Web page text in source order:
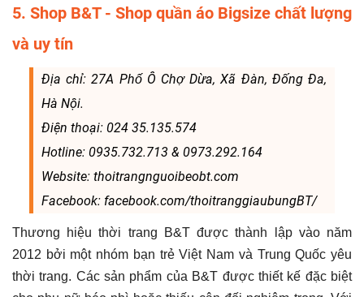
5. Shop B&T - Shop quần áo Bigsize chất lượng
và uy tín
Địa chỉ: 27A Phố Ô Chợ Dừa, Xã Đàn, Đống Đa,
Hà Nội.
Điện thoại: 024 35.135.574
Hotline: 0935.732.713 & 0973.292.164
Website: thoitrangnguoibeobt.com
Facebook: facebook.com/thoitranggiaubungBT/
Thương hiệu thời trang B&T được thành lập vào năm
2012 bởi một nhóm bạn trẻ Việt Nam và Trung Quốc yêu
thời trang. Các sản phẩm của B&T được thiết kế đặc biệt